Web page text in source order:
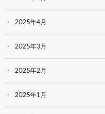
2025年4月
2025年3月
2025年2月
2025年1月